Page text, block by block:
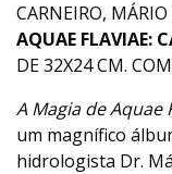
CARNEIRO,
AQUAE FLAVIAE:
DE 32X24 CM.
A Magia de Aquae
um magnífico
hidrologista Dr.